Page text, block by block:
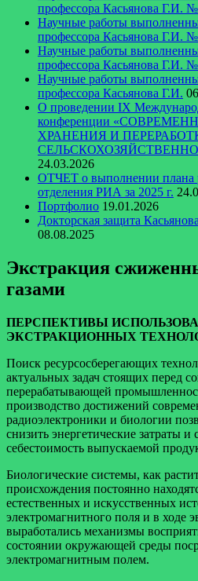
профессора Касьянова Г.И.
Научные работы
профессора Касьянова Г.И.
Научные работы
профессора Касьянова Г.И.
Научные работы
профессора Касьянова Г.И.
О проведении IX
конференции
ХРАНЕНИЯ И
24.03.2026
ОТЧЕТ о выполнении плана
отделения РИА за 2025 г.
Портфолио 19.01.2026
Докторская защита
08.08.2025
Экстракция
газами
ПЕРСПЕКТИВЫ
ЭКСТРАКЦИОННЫХ
Поиск ресурсосберегающих
актуальных задач стоящих перед
перерабатывающей
производство достижений
радиоэлектроники и биологии
снизить энергетические затраты
себестоимость выпускаемой
Биологические системы, как
происхождения постоянно
естественных и искусственных
электромагнитного поля и в ходе
выработались механизмы
состоянии окружающей среды
электромагнитным полем.